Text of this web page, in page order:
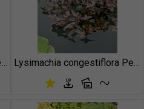
Lysimachia congestiflora Persian Chocolate Lysimachia congestiflora Persian Chocolate